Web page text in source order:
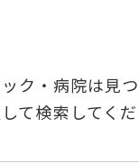
ク・病院は見つ
て検索してくだ